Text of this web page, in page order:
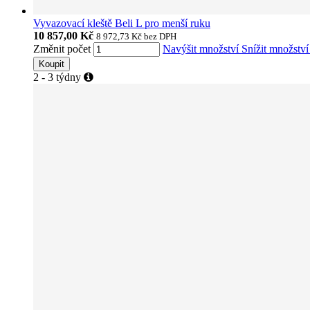
Vyvazovací kleště Beli L pro menší ruku
10 857,00 Kč 8 972,73 Kč bez DPH
Změnit počet Navýšit množství Snížit
Koupit
2 - 3 týdny